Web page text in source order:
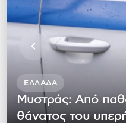
ΕΛΛΆΔΑ
Μυστράς: Από
θάνατος του